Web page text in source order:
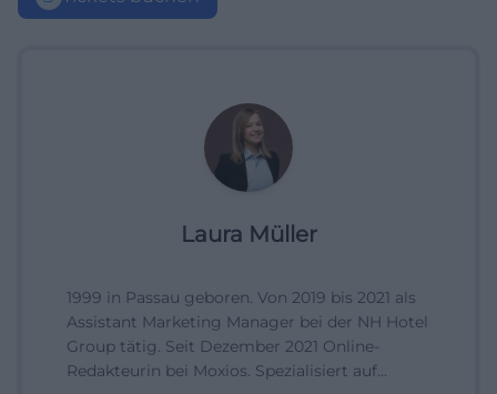
Laura Müller
1999 in Passau geboren. Von 2019 bis 2021 als
Assistant Marketing Manager bei der NH Hotel
Group tätig. Seit Dezember 2021 Online-
Redakteurin bei Moxios. Spezialisiert auf